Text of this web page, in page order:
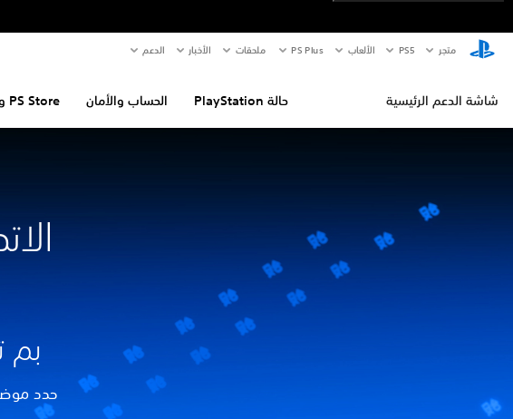
متجر PS5‏ الألعاب PS Plus ملحقات الأخبار الدعم
شاشة الدعم الرئيسية حالة PlayStation الحساب والأمان PS Store واسترداد الأموال
بم
حدد